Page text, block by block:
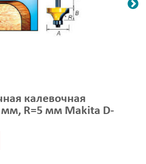
калевочная
мм, R=5 мм Makita D-